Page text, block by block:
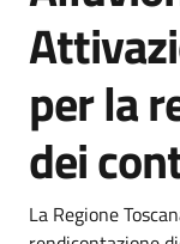
per la
dei
Dettagli
Descrizione breve
La Regione